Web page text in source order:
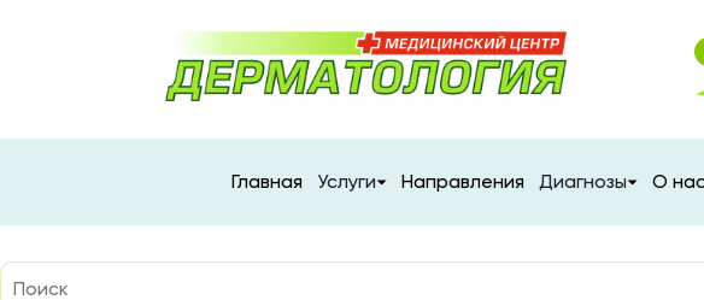
Главная Услуги Направления Диагнозы О